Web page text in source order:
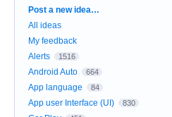
Categories
Post a new idea…
All ideas
My feedback
Alerts
1516
Android Auto 664
App language 84
App user Interface (UI) 830